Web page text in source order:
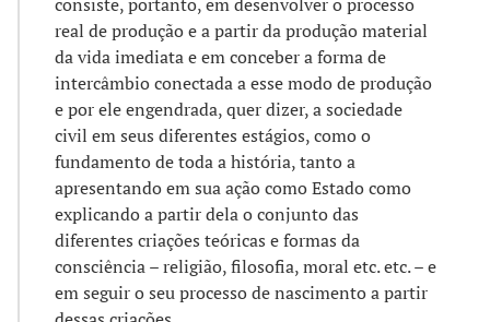
real de produção e a partir da produção material
da vida imediata e em conceber a forma de
intercâmbio conectada a esse modo de produção
e por ele engendrada, quer dizer, a sociedade
civil em seus diferentes estágios, como o
fundamento de toda a história, tanto a
apresentando em sua ação como Estado como
explicando a partir dela o conjunto das
diferentes criações teóricas e formas da
consciência – religião, filosofia, moral etc. etc. – e
em seguir o seu processo de nascimento a partir